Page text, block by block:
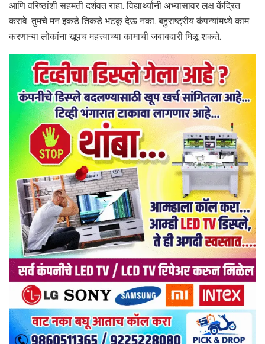
आणि वरिष्ठांशी सहमती दर्शवत राहा. विद्यार्थ्यांनी अभ्यासावर लक्ष केंद्रित
करावे. तुमचे मन इकडे तिकडे भटकू देऊ नका. बहुराष्ट्रीय कंपन्यांमध्ये काम
करणाऱ्या लोकांना खूपच महत्त्वाच्या कामाची जबाबदारी मिळू शकते.